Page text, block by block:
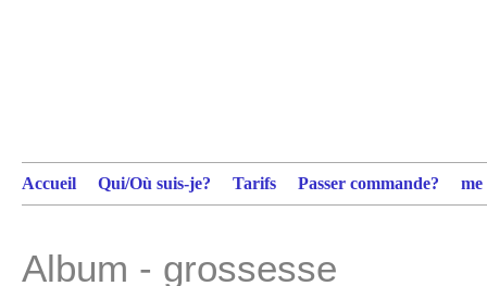
Accueil Qui/Où suis-je? Tarifs Passer commande?
Album - grossesse